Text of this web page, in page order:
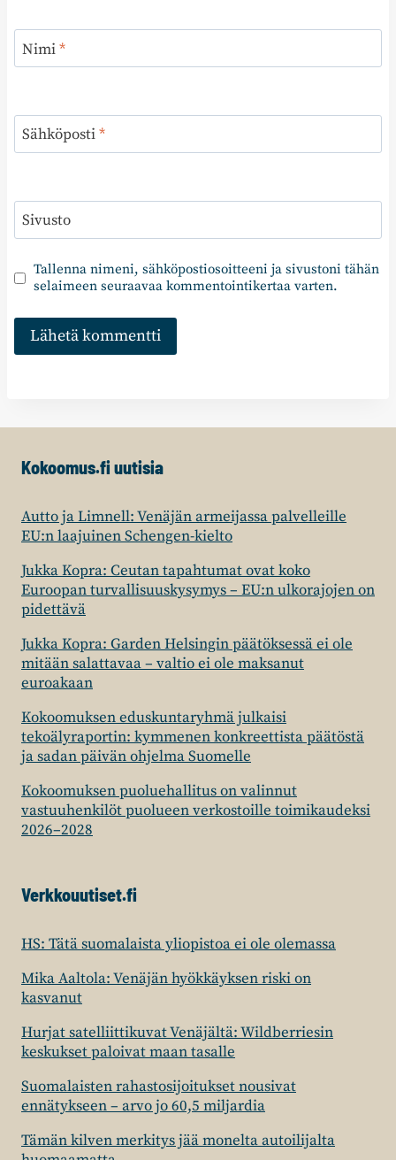
Nimi*
Sähköposti*
Sivusto
Tallenna nimeni, sähköpostiosoitteeni ja sivustoni tähän
selaimeen seuraavaa kommentointikertaa varten.
Kokoomus.fi uutisia
Autto ja Limnell: Venäjän armeijassa palvelleille
EU:n laajuinen Schengen-kielto
Jukka Kopra: Ceutan tapahtumat ovat koko
Euroopan turvallisuuskysymys – EU:n ulkorajojen on
pidettävä
Jukka Kopra: Garden Helsingin päätöksessä ei ole
mitään salattavaa – valtio ei ole maksanut
euroakaan
Kokoomuksen eduskuntaryhmä julkaisi
tekoälyraportin: kymmenen konkreettista päätöstä
ja sadan päivän ohjelma Suomelle
Kokoomuksen puoluehallitus on valinnut
vastuuhenkilöt puolueen verkostoille toimikaudeksi
2026–2028
Verkkouutiset.fi
HS: Tätä suomalaista yliopistoa ei ole olemassa
Mika Aaltola: Venäjän hyökkäyksen riski on
kasvanut
Hurjat satelliittikuvat Venäjältä: Wildberriesin
keskukset paloivat maan tasalle
Suomalaisten rahastosijoitukset nousivat
ennätykseen – arvo jo 60,5 miljardia
Tämän kilven merkitys jää monelta autoilijalta